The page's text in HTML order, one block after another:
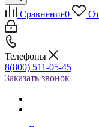
Сравнение0
Телефоны
8(800) 511-05-45
Заказать звонок